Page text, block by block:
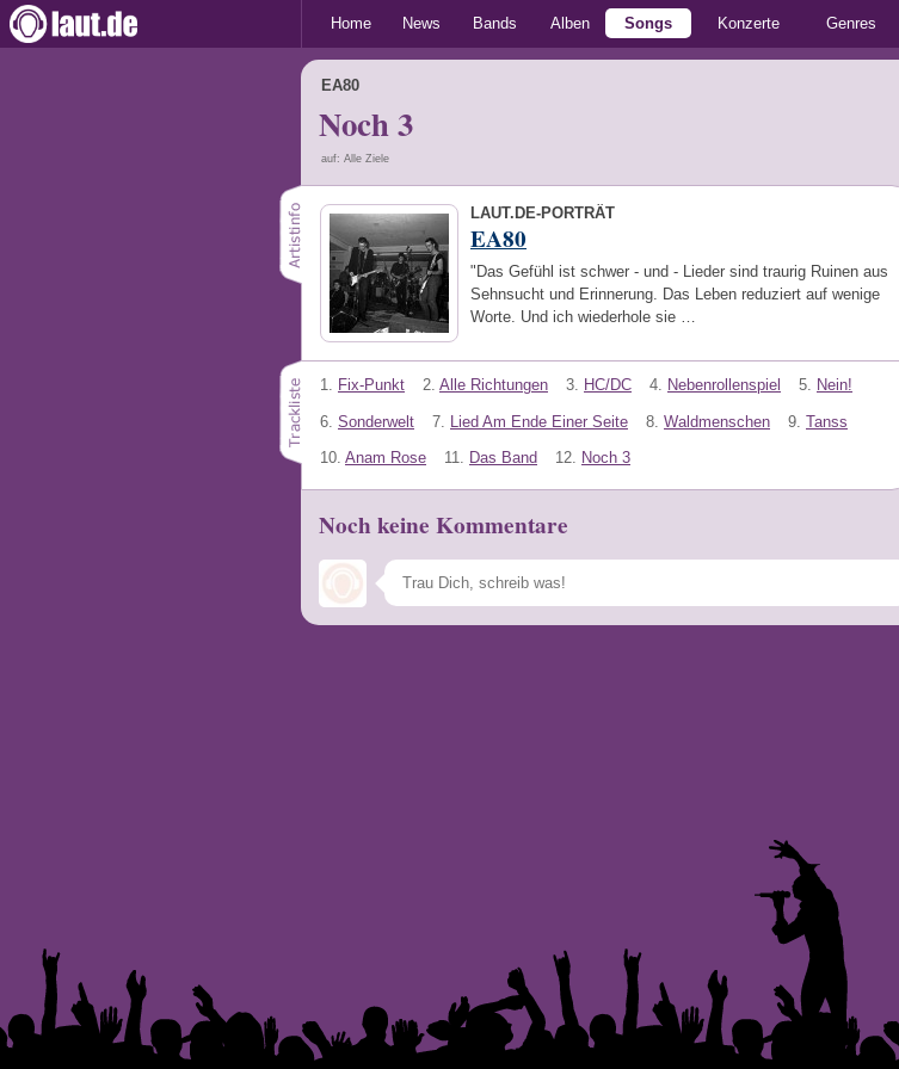
Home News Bands Alben Songs Konzerte Genres
EA80
Noch 3
auf: Alle Ziele
LAUT.DE-PORTRÄT
EA80
"Das Gefühl ist schwer - und - Lieder sind traurig Ruinen aus
Sehnsucht und Erinnerung. Das Leben reduziert auf wenige
Worte. Und ich wiederhole sie …
1. Fix-Punkt 2. Alle Richtungen 3. HC/DC 4. Nebenrollenspiel 5. Nein!
6. Sonderwelt 7. Lied Am Ende Einer Seite 8. Waldmenschen 9. Tanss
10. Anam Rose 11. Das Band 12. Noch 3
Noch keine Kommentare
Speichern